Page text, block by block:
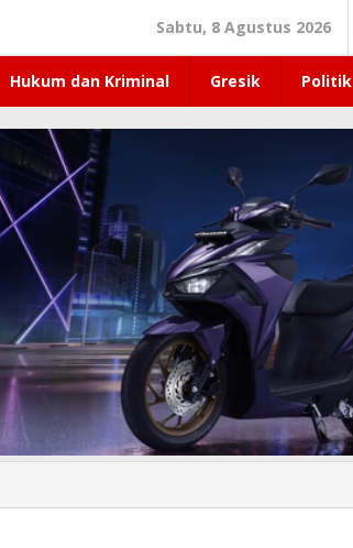
Sabtu, 8 Agustus 2026
Hukum dan Kriminal Gresik Politik